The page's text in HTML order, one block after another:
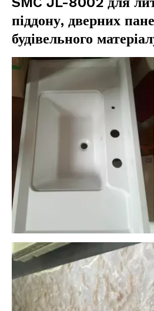
піддону, дверних
будівельного